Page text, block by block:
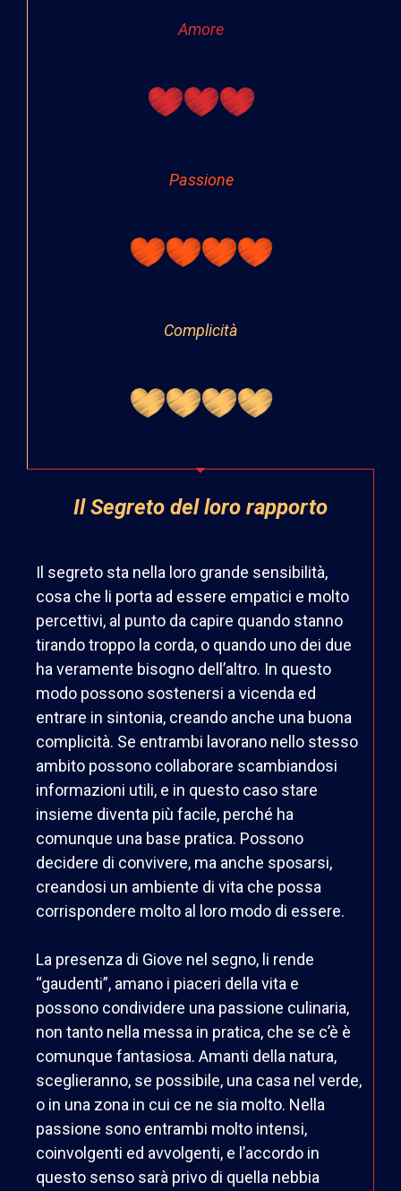
Amore
Passione
Complicità
Il Segreto del loro rapporto
Il segreto sta nella loro grande sensibilità,
cosa che li porta ad essere empatici e molto
percettivi, al punto da capire quando stanno
tirando troppo la corda, o quando uno dei due
ha veramente bisogno dell’altro. In questo
modo possono sostenersi a vicenda ed
entrare in sintonia, creando anche una buona
complicità. Se entrambi lavorano nello stesso
ambito possono collaborare scambiandosi
informazioni utili, e in questo caso stare
insieme diventa più facile, perché ha
comunque una base pratica. Possono
decidere di convivere, ma anche sposarsi,
creandosi un ambiente di vita che possa
corrispondere molto al loro modo di essere.
La presenza di Giove nel segno, li rende
“gaudenti”, amano i piaceri della vita e
possono condividere una passione culinaria,
non tanto nella messa in pratica, che se c’è è
comunque fantasiosa. Amanti della natura,
sceglieranno, se possibile, una casa nel verde,
o in una zona in cui ce ne sia molto. Nella
passione sono entrambi molto intensi,
coinvolgenti ed avvolgenti, e l’accordo in
questo senso sarà privo di quella nebbia